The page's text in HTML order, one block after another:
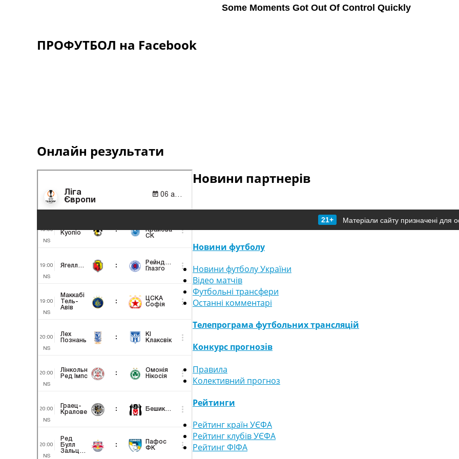
ПРОФУТБОЛ на Facebook
Онлайн результати
Новини партнерів
21+ Матеріали сайту призначені для
Новини футболу
Новини футболу України
Відео матчів
Футбольні трансфери
Останні комментарі
Телепрограма футбольних трансляцій
Конкурс прогнозів
Правила
Колективний прогноз
Рейтинги
Рейтинг країн УЄФА
Рейтинг клубів УЄФА
Рейтинг ФІФА